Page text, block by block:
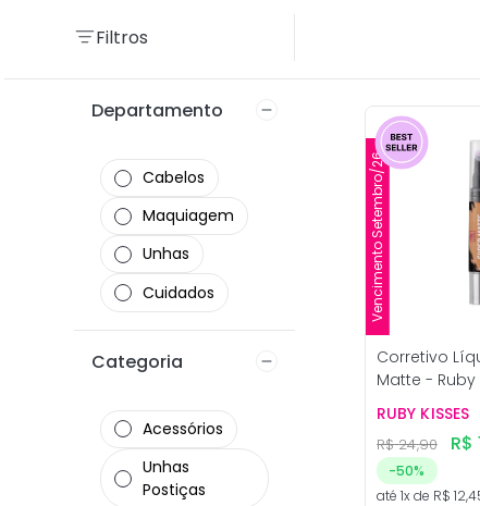
Filtros
Departamento
Cabelos
Maquiagem
Unhas
Cuidados
Categoria
Acessórios
Unhas
Postiças
Vencimento Setembro/26
Corretivo
Matte - Ruby
RUBY KISSES
R$ 24,90 R$
-50%
até1x de R$ 12,